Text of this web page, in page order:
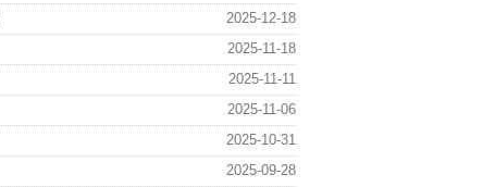
2025-12-18
2025-11-18
2025-11-11
2025-11-06
2025-10-31
2025-09-28